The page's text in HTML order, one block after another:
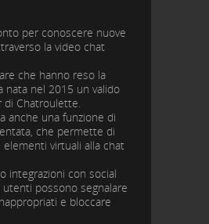
per conoscere nuove
la video chat
che hanno reso la
nata nel 2015 un valido
di Chatroulette.
anche una funzione di
che permette di
elementi virtuali alla chat
integrazioni con social
utenti possono segnalare
e bloccare